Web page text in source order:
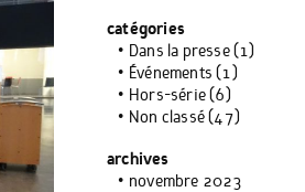
catégories
Dans la presse(1)
Événements (1)
Hors-série(6)
Non classé(47)
archives
novembre 2023